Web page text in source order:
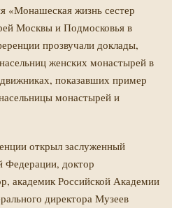
«Монашеская жизнь сестер
Москвы и Подмосковья в
прозвучали доклады,
женских монастырей в
показавших пример
монастырей и
открыл заслуженный
Федерации, доктор
академик Российской Академии
директора Музеев